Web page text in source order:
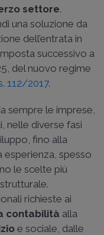
settore.
una soluzione da
dell’entrata in
successivo a
del nuovo regime
112/2017.
sempre le imprese,
nelle diverse fasi
fino alla
esperienza, spesso
le scelte più
richieste ai
contabilità alla
e sociale, dalle